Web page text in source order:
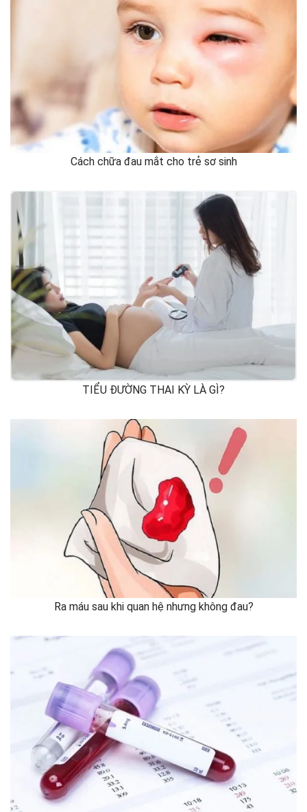
Cách chữa đau mắt cho trẻ sơ sinh
TIỂU ĐƯỜNG THAI KỲ LÀ GÌ?
Ra máu sau khi quan hệ nhưng không đau?